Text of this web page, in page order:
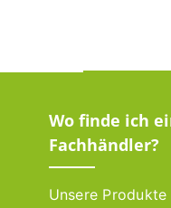
Wo finde ich
Fachhändler?
Unsere